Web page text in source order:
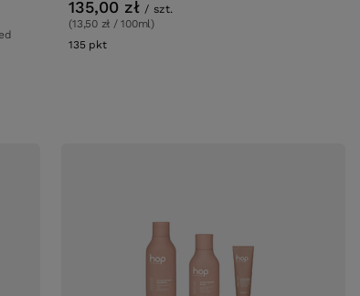
135,00 zł / szt.
(13,50 zł / 100ml)
135 pktpunktów